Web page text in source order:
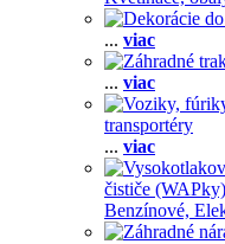
... viac
... viac
transportéry
... viac
čističe (WAPky)
Benzínové,